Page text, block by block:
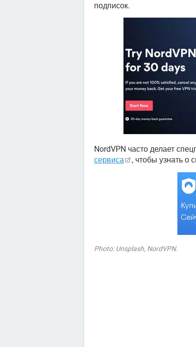
подписок.
NordVPN часто делает
сервиса
, чтобы узнать о
Photo: Unsplash, NordVPN.